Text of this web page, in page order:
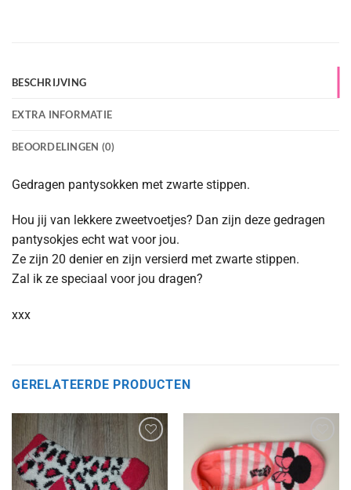
BESCHRIJVING
EXTRA INFORMATIE
BEOORDELINGEN (0)
Gedragen pantysokken met zwarte stippen.
Hou jij van lekkere zweetvoetjes? Dan zijn deze gedragen
pantysokjes echt wat voor jou.
Ze zijn 20 denier en zijn versierd met zwarte stippen.
Zal ik ze speciaal voor jou dragen?
xxx
GERELATEERDE PRODUCTEN
verlanglijst
toevoegen
Aan
verlanglijst
toevoegen